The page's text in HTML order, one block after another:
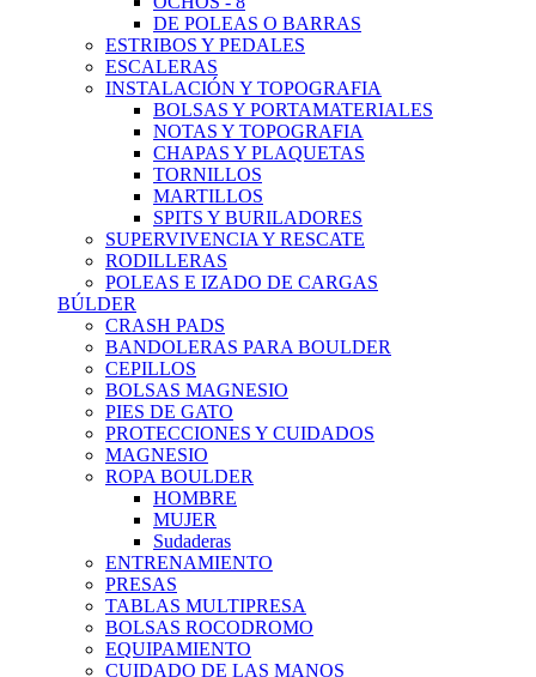
DE POLEAS O BARRAS
ESTRIBOS Y PEDALES
ESCALERAS
INSTALACIÓN Y TOPOGRAFIA
BOLSAS Y PORTAMATERIALES
NOTAS Y TOPOGRAFIA
CHAPAS Y PLAQUETAS
TORNILLOS
MARTILLOS
SPITS Y BURILADORES
SUPERVIVENCIA Y RESCATE
RODILLERAS
POLEAS E IZADO DE CARGAS
BÚLDER
CRASH PADS
BANDOLERAS PARA BOULDER
CEPILLOS
BOLSAS MAGNESIO
PIES DE GATO
PROTECCIONES Y CUIDADOS
MAGNESIO
ROPA BOULDER
HOMBRE
MUJER
Sudaderas
ENTRENAMIENTO
PRESAS
TABLAS MULTIPRESA
BOLSAS ROCODROMO
EQUIPAMIENTO
CUIDADO DE LAS MANOS